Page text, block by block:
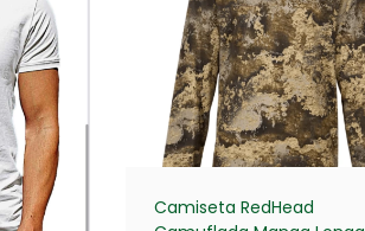
Camiseta RedHead